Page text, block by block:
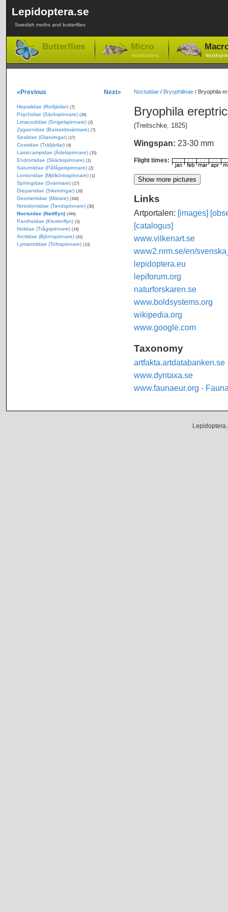
Lepidoptera.se
Swedish moths and butterflies
Butterflies Micro
-lepidoptera -
Noctuidae/ Bryophilinae/ Bryophila
Bryophila
(Treitschke, 1825)
Wingspan: 23-30 mm
Flight times:
Links
Artportalen: [images]
[catalogus]
www.vilkenart.se
www2.nrm.se/en/
lepidoptera.eu
lepiforum.org
naturforskaren.se
www.boldsystems.org
wikipedia.org
www.google.com
Taxonomy
artfakta.artdatabanken.se
www.dyntaxa.se
www.faunaeur.org -
«Previous Next»
Hepialidae (Rotfjärilar) (7)
Psychidae (Säckspinnare) (24)
Limacodidae (Snigelspinnare) (2)
Zygaenidae (Bastardsvärmare) (7)
Sesiidae (Glasvingar) (17)
Cossidae (Träfjärilar) (4)
Lasiocampidae (Ädelspinnare) (15)
Endromidae (Skäckspinnare) (1)
Saturniidae (Påfågelspinnare) (2)
Lemonidae (Mjölkörtsspinnare) (1)
Sphingidae (Svärmare) (17)
Drepanidae (Sikelvingar) (16)
Geometridae (Mätare) (334)
Notodontidae (Tandspinnare) (30)
Noctuidae (Nattflyn) (444)
Pantheidae (Klosterflyn) (3)
Nolidae (Trågspinnare) (14)
Arctiidae (Björnspinnare) (41)
Lymantriidae (Tofsspinnare) (13)